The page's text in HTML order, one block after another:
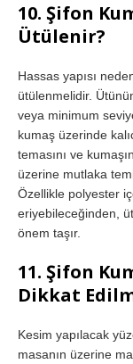
10. Şifon
Ütülenir?
Hassas yapısı
ütülenmelidir.
veya minimum
kumaş üzerinde
temasını ve
üzerine mutlaka
Özellikle polyester
eriyebileceğinden,
önem taşır.
11. Şifon
Dikkat
Kesim yapılacak
masanın üzerine